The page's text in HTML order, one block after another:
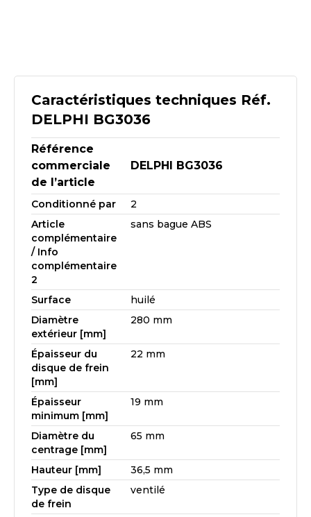
Caractéristiques techniques Réf.
DELPHI BG3036
Référence
commerciale
de l’article
DELPHI BG3036
Conditionné par
2
Article
complémentaire
/ Info
complémentaire
2
sans bague ABS
Surface
huilé
Diamètre
extérieur [mm]
280 mm
Épaisseur du
disque de frein
[mm]
22 mm
Épaisseur
minimum [mm]
19 mm
Diamètre du
centrage [mm]
65 mm
Hauteur [mm]
36,5 mm
Type de disque
de frein
ventilé